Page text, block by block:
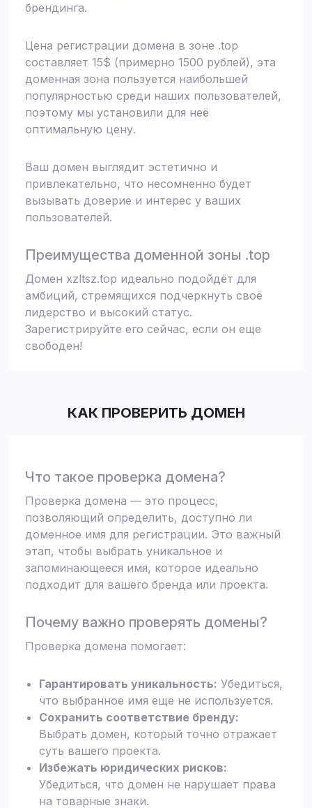
брендинга.
Цена регистрации домена в зоне .top
составляет 15$ (примерно 1500 рублей), эта
доменная зона пользуется наибольшей
популярностью среди наших пользователей,
поэтому мы установили для неё
оптимальную цену.
Ваш домен выглядит эстетично и
привлекательно, что несомненно будет
вызывать доверие и интерес у ваших
пользователей.
Преимущества доменной зоны .top
Домен xzltsz.top идеально подойдёт для
амбиций, стремящихся подчеркнуть своё
лидерство и высокий статус.
Зарегистрируйте его сейчас, если он еще
свободен!
КАК ПРОВЕРИТЬ ДОМЕН
Что такое проверка домена?
Проверка домена — это процесс,
позволяющий определить, доступно ли
доменное имя для регистрации. Это важный
этап, чтобы выбрать уникальное и
запоминающееся имя, которое идеально
подходит для вашего бренда или проекта.
Почему важно проверять домены?
Проверка домена помогает:
Гарантировать уникальность: Убедиться,
что выбранное имя еще не используется.
Сохранить соответствие бренду:
Выбрать домен, который точно отражает
суть вашего проекта.
Избежать юридических рисков:
Убедиться, что домен не нарушает права
на товарные знаки.